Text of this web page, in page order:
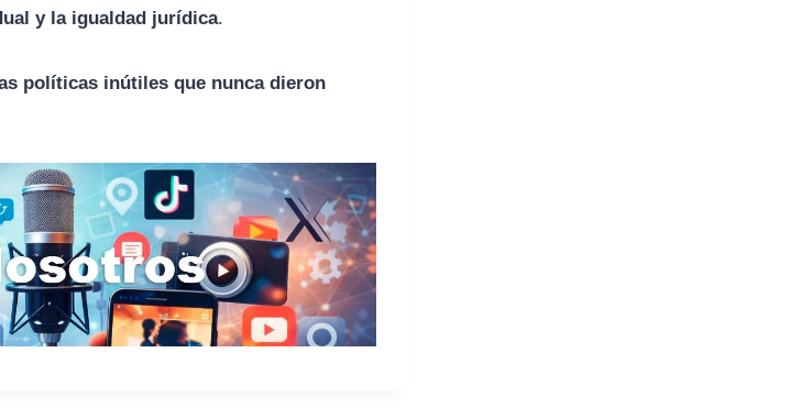
y la igualdad jurídica.
políticas inútiles que nunca dieron